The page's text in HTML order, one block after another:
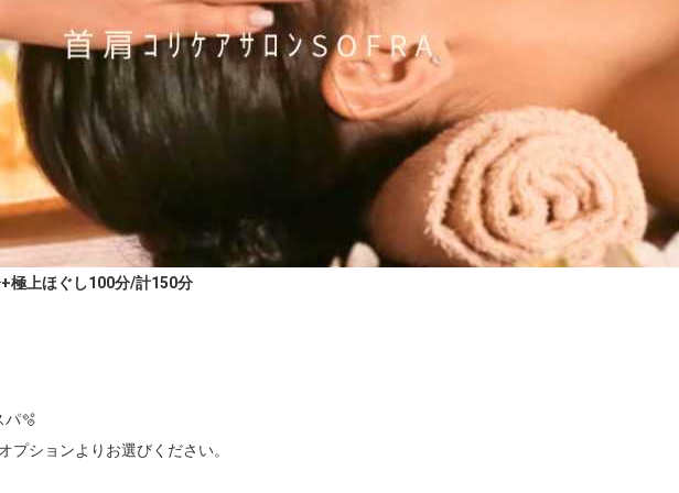
極上ほぐし100分/計150分
パ🫧
ションよりお選びください。